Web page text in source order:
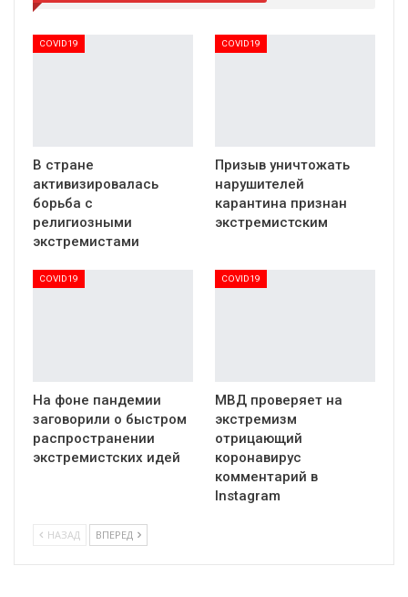
COVID19
В стране
активизировалась
борьба с
религиозными
экстремистами
COVID19
Призыв уничтожать
нарушителей
карантина признан
экстремистским
COVID19
На фоне пандемии
заговорили о быстром
распространении
экстремистских идей
COVID19
МВД проверяет на
экстремизм
отрицающий
коронавирус
комментарий в
Instagram
НАЗАД ВПЕРЕД